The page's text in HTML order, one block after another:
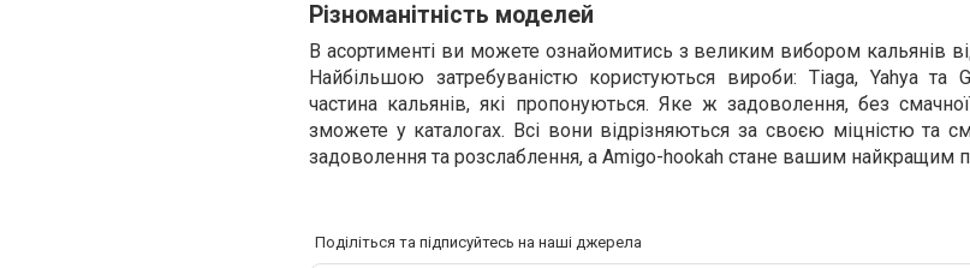
Різноманітність моделей
В асортименті ви можете ознайомитись з великим вибором кальянів
Найбільшою затребуваністю користуються вироби: Tiаga, Yahya
частина кальянів, які пропонуються. Яке ж задоволення, без
зможете у каталогах. Всі вони відрізняються за своєю міцністю та
задоволення та розслаблення, а Аmigo-hookah стане вашим найкращим
Поділіться та підписуйтесь на наші джерела